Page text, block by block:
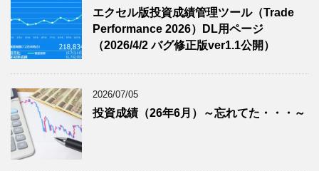
エクセル版投資成績管理ツール（Trade
Performance 2026）DL用ページ
（2026/4/2 バグ修正版ver1.1公開）
2026/07/05
投資成績（26年6月）～忘れてた・・・～